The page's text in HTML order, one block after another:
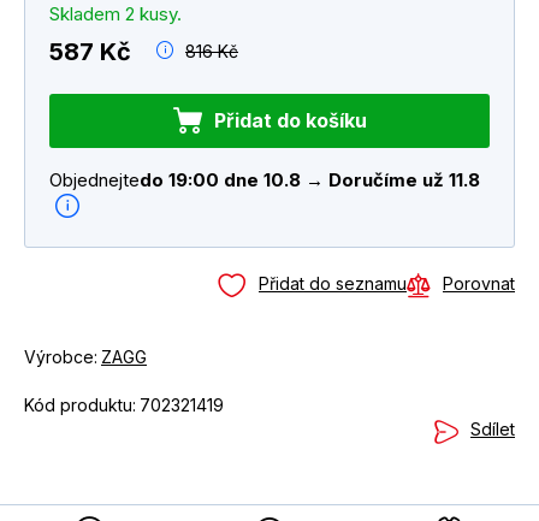
Skladem 2 kusy.
587 Kč 816 Kč
Přidat do košíku
Objednejtedo 19:00 dne 10.8 → Doručíme už 11.8
Přidat do seznamu Porovnat
Výrobce: ZAGG
Kód produktu: 702321419
Sdílet